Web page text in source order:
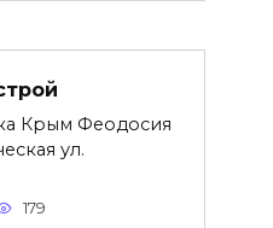
Крым Феодосия
ул.
179